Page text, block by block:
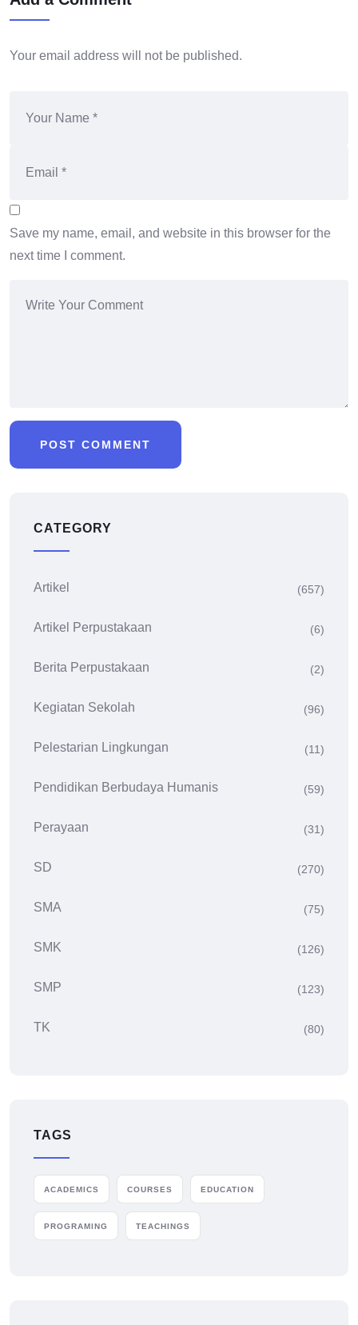
Your email address will not be published.
Save my name, email, and website in this browser for the
next time I comment.
CATEGORY
Artikel (657)
Artikel Perpustakaan (6)
Berita Perpustakaan (2)
Kegiatan Sekolah (96)
Pelestarian Lingkungan (11)
Pendidikan Berbudaya Humanis (59)
Perayaan (31)
SD (270)
SMA (75)
SMK (126)
SMP (123)
TK (80)
TAGS
ACADEMICS COURSES EDUCATION
PROGRAMING TEACHINGS